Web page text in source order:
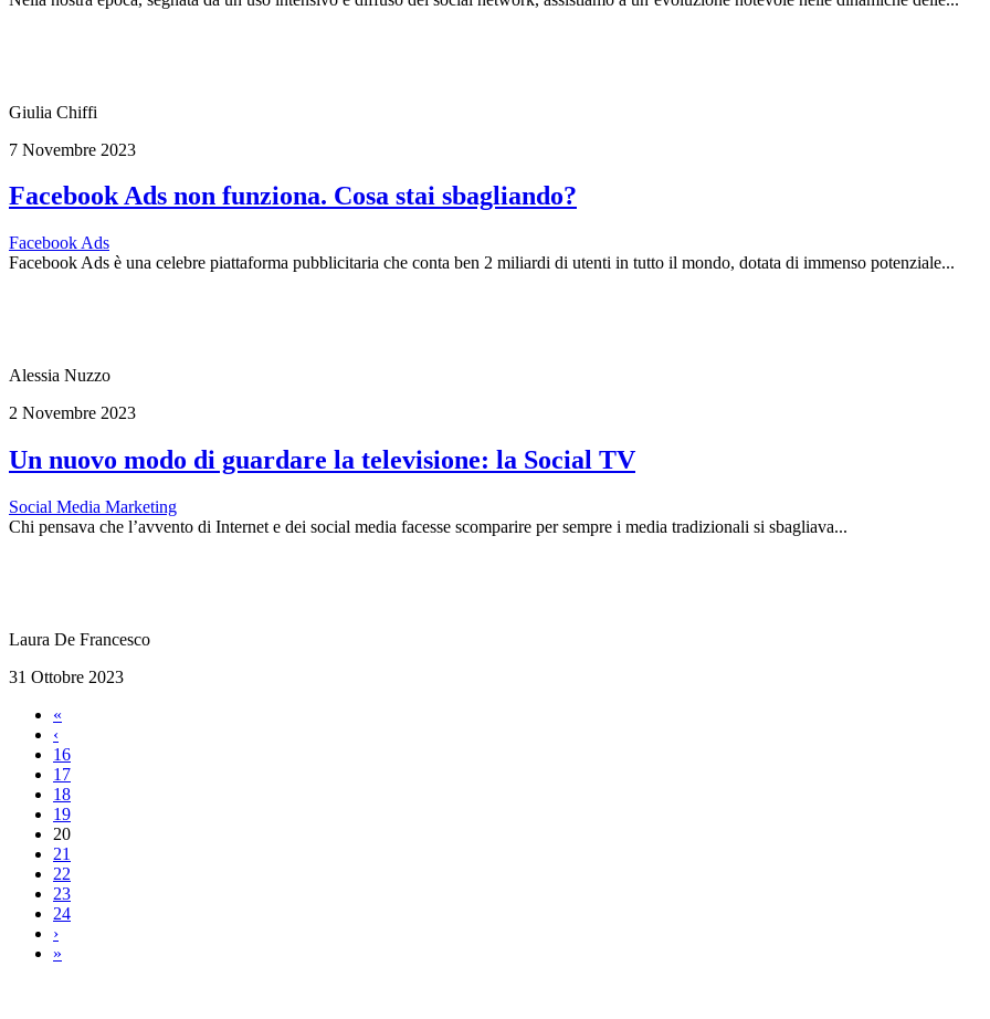
Giulia Chiffi
7 Novembre 2023
Facebook Ads non funziona. Cosa stai sbagliando?
Facebook Ads
Facebook Ads è una celebre piattaforma pubblicitaria che conta ben 2 miliardi di utenti in tutto il mondo, dotata di immenso potenziale...
Alessia Nuzzo
2 Novembre 2023
Un nuovo modo di guardare la televisione: la Social TV
Social Media Marketing
Chi pensava che l’avvento di Internet e dei social media facesse scomparire per sempre i media tradizionali si sbagliava...
Laura De Francesco
31 Ottobre 2023
«
‹
16
17
18
19
20
21
22
23
24
›
»